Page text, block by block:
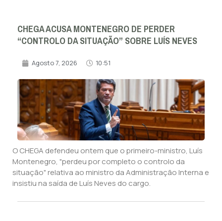
CHEGA ACUSA MONTENEGRO DE PERDER
“CONTROLO DA SITUAÇÃO” SOBRE LUÍS NEVES
Agosto 7, 2026 10:51
O CHEGA defendeu ontem que o primeiro-ministro, Luís
Montenegro, "perdeu por completo o controlo da
situação" relativa ao ministro da Administração Interna e
insistiu na saída de Luís Neves do cargo.